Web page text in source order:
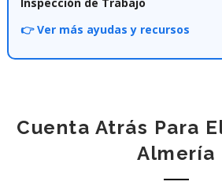
👉 Ver más ayudas y recursos
Cuenta Atrás Para
Almería